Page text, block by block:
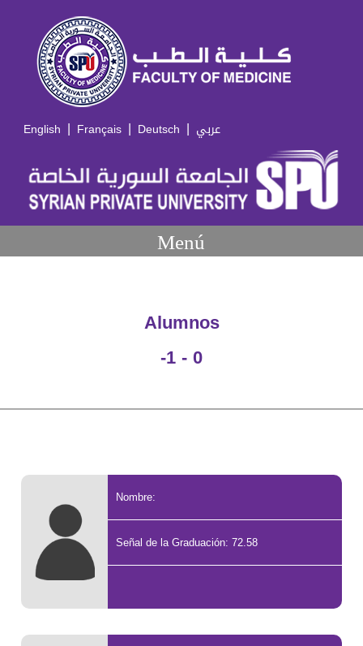
English | Français | Deutsch | عربي
Menú
Alumnos
-1 - 0
Nombre:
Señal de la Graduación: 72.58